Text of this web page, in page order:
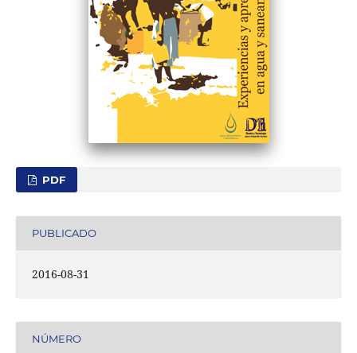
PDF
PUBLICADO
2016-08-31
NÚMERO